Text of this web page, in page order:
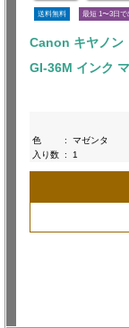
送料無料 最短 1〜3日で
Canon キヤノン
GI-36M インク
色
:
マゼンタ
入り数 : 1